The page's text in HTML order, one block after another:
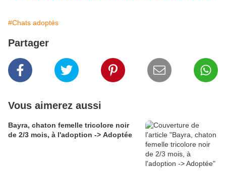
#Chats adoptés
Partager
Vous aimerez aussi
Bayra, chaton femelle tricolore noir
de 2/3 mois, à l'adoption -> Adoptée